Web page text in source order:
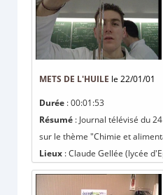
METS DE L'HUILE le 22/01/01
Durée : 00:01:53
Résumé : Journal télévisé du
sur le thème "Chimie et
Lieux : Claude Gellée (lycée